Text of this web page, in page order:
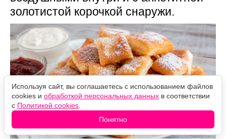
золотистой корочкой снаружи.
Используя сайт, вы соглашаетесь с использованием файлов
cookies и обработкой персональных данных в соответствии
с Политикой cookies
Понятно